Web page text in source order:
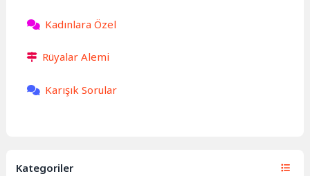
Kadınlara Özel
Rüyalar Alemi
Karışık Sorular
Kategoriler